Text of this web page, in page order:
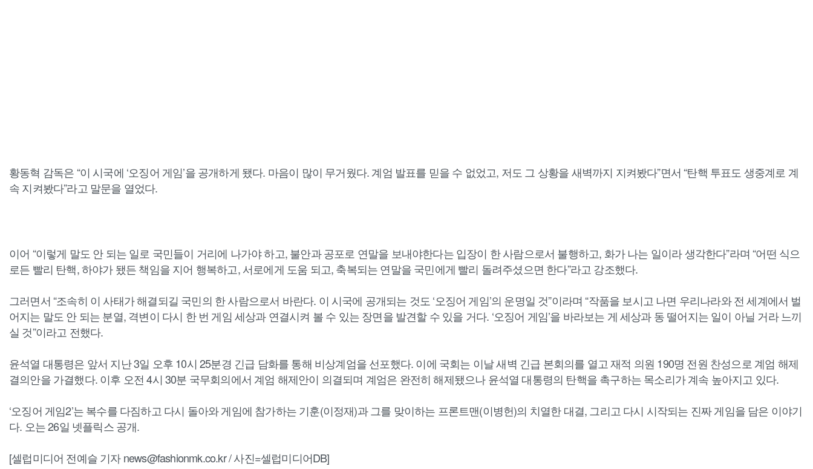
황동혁 감독은 “이 시국에 ‘오징어 게임’을 공개하게 됐다. 마음이 많이 무거웠다. 계엄 발표를 믿을 수 없었고, 저도 그 상황을 새벽까지 지켜봤다”면서 “탄핵 투표도 생중계로 계
속 지켜봤다”라고 말문을 열었다.
이어 “이렇게 말도 안 되는 일로 국민들이 거리에 나가야 하고, 불안과 공포로 연말을 보내야한다는 입장이 한 사람으로서 불행하고, 화가 나는 일이라 생각한다”라며 “어떤 식으
로든 빨리 탄핵, 하야가 됐든 책임을 지어 행복하고, 서로에게 도움 되고, 축복되는 연말을 국민에게 빨리 돌려주셨으면 한다”라고 강조했다.
그러면서 “조속히 이 사태가 해결되길 국민의 한 사람으로서 바란다. 이 시국에 공개되는 것도 ‘오징어 게임’의 운명일 것”이라며 “작품을 보시고 나면 우리나라와 전 세계에서 벌
어지는 말도 안 되는 분열, 격변이 다시 한 번 게임 세상과 연결시켜 볼 수 있는 장면을 발견할 수 있을 거다. ‘오징어 게임’을 바라보는 게 세상과 동 떨어지는 일이 아닐 거라 느끼
실 것”이라고 전했다.
윤석열 대통령은 앞서 지난 3일 오후 10시 25분경 긴급 담화를 통해 비상계엄을 선포했다. 이에 국회는 이날 새벽 긴급 본회의를 열고 재적 의원 190명 전원 찬성으로 계엄 해제
결의안을 가결했다. 이후 오전 4시 30분 국무회의에서 계엄 해제안이 의결되며 계엄은 완전히 해제됐으나 윤석열 대통령의 탄핵을 촉구하는 목소리가 계속 높아지고 있다.
‘오징어 게임2’는 복수를 다짐하고 다시 돌아와 게임에 참가하는 기훈(이정재)과 그를 맞이하는 프론트맨(이병헌)의 치열한 대결, 그리고 다시 시작되는 진짜 게임을 담은 이야기
다. 오는 26일 넷플릭스 공개.
[셀럽미디어 전예슬 기자 news@fashionmk.co.kr / 사진=셀럽미디어DB]